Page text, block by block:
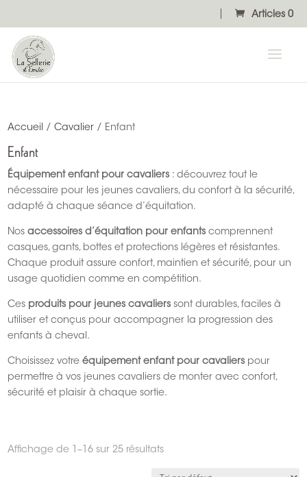
Articles 0
Accueil /Cavalier / Enfant
Enfant
Équipement enfant pour cavaliers : découvrez tout le
nécessaire pour les jeunes cavaliers, du confort à la sécurité,
adapté à chaque séance d’équitation.
Nosaccessoires d’équitation pour enfants comprennent
casques, gants, bottes et protections légères et résistantes.
Chaque produit assure confort, maintien et sécurité, pour un
usage quotidien comme en compétition.
Ces produits pour jeunes cavaliers sont durables, faciles à
utiliser et conçus pour accompagner la progression des
enfants à cheval.
Choisissez votreéquipement enfant pour cavaliers pour
permettre à vos jeunes cavaliers de monter avec confort,
sécurité et plaisir à chaque sortie.
Affichage de 1–16 sur 25 résultats